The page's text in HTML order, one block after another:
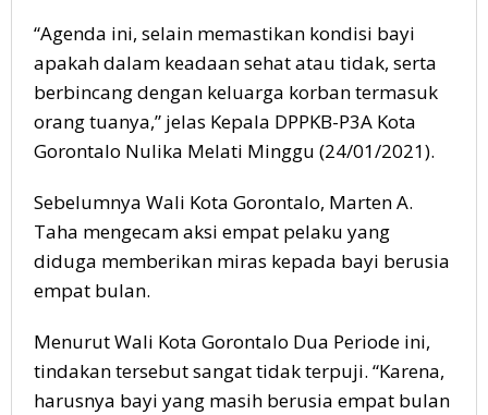
“Agenda ini, selain memastikan kondisi bayi
apakah dalam keadaan sehat atau tidak, serta
berbincang dengan keluarga korban termasuk
orang tuanya,” jelas Kepala DPPKB-P3A Kota
Gorontalo Nulika Melati Minggu (24/01/2021).
Sebelumnya Wali Kota Gorontalo, Marten A.
Taha mengecam aksi empat pelaku yang
diduga memberikan miras kepada bayi berusia
empat bulan.
Menurut Wali Kota Gorontalo Dua Periode ini,
tindakan tersebut sangat tidak terpuji. “Karena,
harusnya bayi yang masih berusia empat bulan